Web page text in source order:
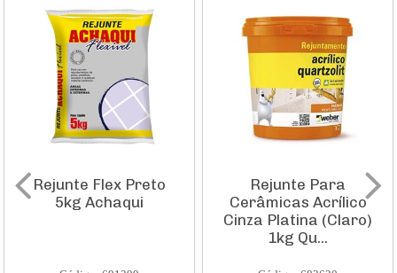
Rejunte Flex Preto
5kg Achaqui
Rejunte Para
Cerâmicas Acrílico
Cinza Platina (Claro)
1kg Qu...